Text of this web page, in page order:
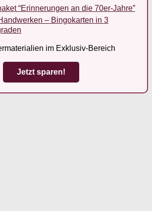
“Erinnerungen an die 70er-Jahre”
– Bingokarten in 3
Jetzt sparen!